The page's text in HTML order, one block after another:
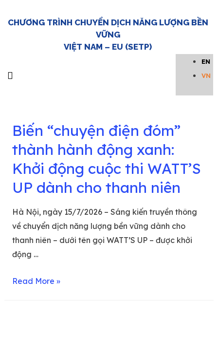
CHƯƠNG TRÌNH CHUYỂN DỊCH NĂNG LƯỢNG BỀN
VỮNG
VIỆT NAM – EU (SETP)
EN
VN
News Category:
Thông cáo báo chí
Biến “chuyện điện đóm”
thành hành động xanh:
Khởi động cuộc thi WATT’S
UP dành cho thanh niên
Hà Nội, ngày 15/7/2026 – Sáng kiến truyền thông
về chuyển dịch năng lượng bền vững dành cho
thanh niên – dưới tên gọi WATT’S UP – được khởi
động …
Read More »